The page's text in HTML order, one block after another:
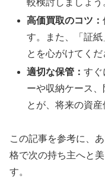
高価買取のコツ：
す。また、「証
とを心がけてくだ
適切な保管：すぐ
ーや収納ケース
とが、将来の資産
この記事を参考に、
格で次の持ち主へと
す。